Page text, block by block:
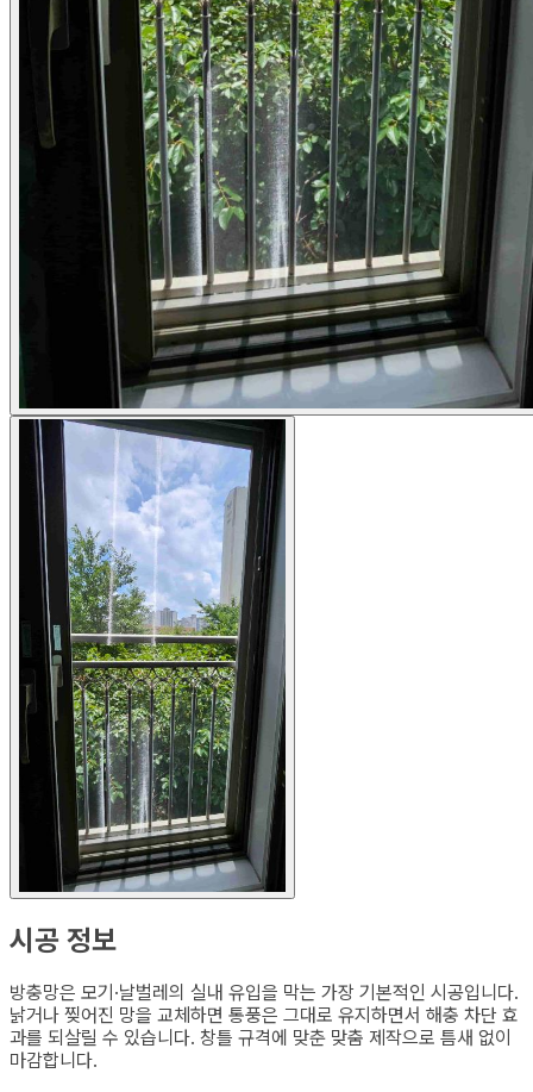
시공 정보
방충망은 모기·날벌레의 실내 유입을 막는 가장 기본적인 시공입니다.
낡거나 찢어진 망을 교체하면 통풍은 그대로 유지하면서 해충 차단 효
과를 되살릴 수 있습니다. 창틀 규격에 맞춘 맞춤 제작으로 틈새 없이
마감합니다.